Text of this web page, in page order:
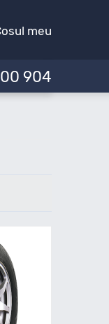
meu
904